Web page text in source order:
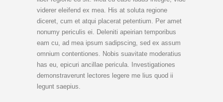
viderer eleifend ex mea. His at soluta regione
diceret, cum et atqui placerat petentium. Per amet
nonumy periculis ei. Deleniti apeirian temporibus
eam cu, ad mea ipsum sadipscing, sed ex assum
omnium contentiones. Nobis suavitate moderatius
has eu, epicuri ancillae pericula. Investigationes
demonstraverunt lectores legere me lius quod ii
legunt saepius.